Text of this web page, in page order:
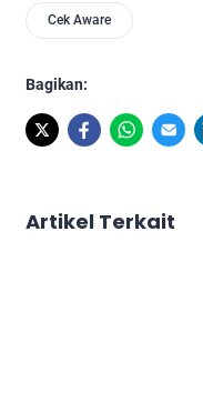
Cek Aware
Bagikan:
Artikel Terkait